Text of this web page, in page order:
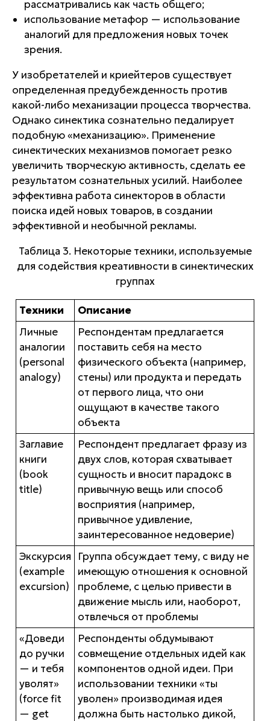
рассматривались как часть общего;
использование метафор — использование
аналогий для предложения новых точек
зрения.
У изобретателей и криейтеров существует
определенная предубежденность против
какой-либо механизации процесса творчества.
Однако синектика сознательно педалирует
подобную «механизацию». Применение
синектических механизмов помогает резко
увеличить творческую активность, сделать ее
результатом сознательных усилий. Наиболее
эффективна работа синекторов в области
поиска идей новых товаров, в создании
эффективной и необычной рекламы.
Таблица 3. Некоторые техники, используемые
для содействия креативности в синектических
группах
Техники
Описание
Личные
аналогии
(personal
analogy)
Респондентам предлагается
поставить себя на место
физического объекта (например,
стены) или продукта и передать
от первого лица, что они
ощущают в качестве такого
объекта
Заглавие
книги
(book
title)
Респондент предлагает фразу из
двух слов, которая схватывает
сущность и вносит парадокс в
привычную вещь или способ
восприятия (например,
привычное удивление,
заинтересованное недоверие)
Экскурсия
(example
excursion)
Группа обсуждает тему, с виду не
имеющую отношения к основной
проблеме, с целью привести в
движение мысль или, наоборот,
отвлечься от проблемы
«Доведи
до ручки
— и тебя
уволят»
(force fit
— get
Респонденты обдумывают
совмещение отдельных идей как
компонентов одной идеи. При
использовании техники «ты
уволен» производимая идея
должна быть настолько дикой,